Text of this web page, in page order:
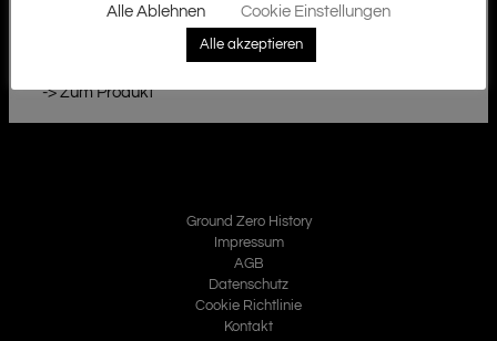
Kräftiger 20 cm Tieftöner in Kombination mit 28 mm
Seiden-Hochtönern verbessern deutlich den Klang des
-> Zum Produkt
Ground Zero History
Impressum
AGB
Datenschutz
Cookie Richtlinie
Kontakt
Alle Ablehnen Cookie Einstellungen
Alle akzeptieren